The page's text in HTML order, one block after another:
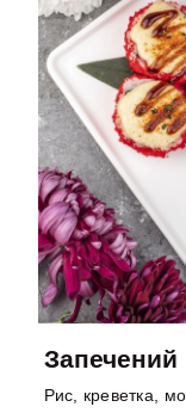
Запечений
Рис, креветка,